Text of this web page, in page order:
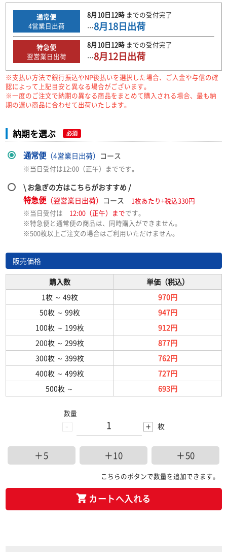
通常便
4営業日出荷
8月10日12時までの受付完了
…8月18日出荷
特急便
翌営業日出荷
8月10日12時までの受付完了
…8月12日出荷
※支払い方法で銀行振込やNP後払いを選択した場合、ご入金や与信の確
認によって上記目安と異なる場合がございます。
※一度のご注文で納期の異なる商品をまとめて購入される場合、最も納
期の遅い商品に合わせて出荷いたします。
納期を選ぶ 必須
通常便（4営業日出荷） コース
※当日受付は12:00（正午）までです。
\ お急ぎの方はこちらがおすすめ /
特急便（翌営業日出荷） コース
1枚あたり+税込330円
※当日受付は 12:00（正午）までです。
※特急便と通常便の商品は、同時購入ができません。
※500枚以上ご注文の場合はご利用いただけません。
販売価格
購入数
単価（税込）
1枚 ～ 49枚
970円
50枚 ～ 99枚
947円
100枚 ～ 199枚
912円
200枚 ～ 299枚
877円
300枚 ～ 399枚
762円
400枚 ～ 499枚
727円
500枚 ～ 693円
-
数量
+ 枚
＋5 ＋10 ＋50
こちらのボタンで数量を追加できます。
カートへ入れる